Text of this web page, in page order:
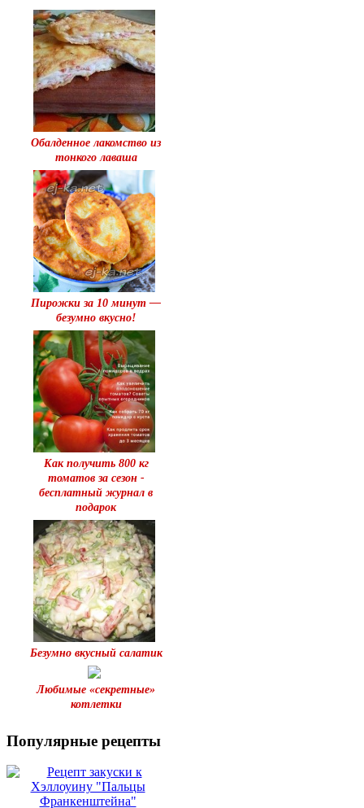
Обалденное лакомство из
тонкого лаваша
Пирожки за 10 минут —
безумно вкусно!
Как получить 800 кг
томатов за сезон -
бесплатный журнал в
подарок
Безумно вкусный салатик
Любимые «секретные»
котлетки
Популярные рецепты